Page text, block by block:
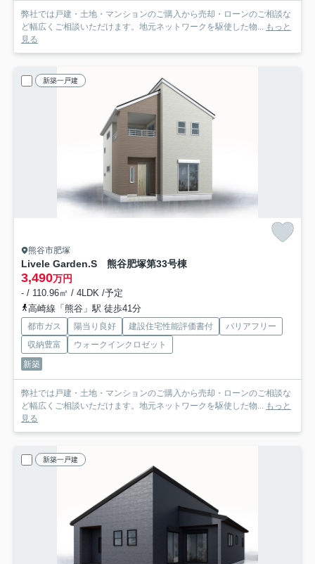
弊社では戸建・土地・マンションのご購入から売却・ローンのご相談な
ど幅広くご相談いただけます。地元ネットワークを駆使した物... もっと
見る
新築一戸建
熊谷市肥塚
Livele Garden.S 熊谷肥塚第33号棟
3,490万円
- / 110.96㎡ / 4LDK /予定
高崎線「熊谷」駅 徒歩41分
都市ガス 陽当り良好 建設住宅性能評価書付
バリアフリー
収納豊富
ウォークインクロゼット
新築
弊社では戸建・土地・マンションのご購入から売却・ローンのご相談な
ど幅広くご相談いただけます。地元ネットワークを駆使した物... もっと
見る
新築一戸建